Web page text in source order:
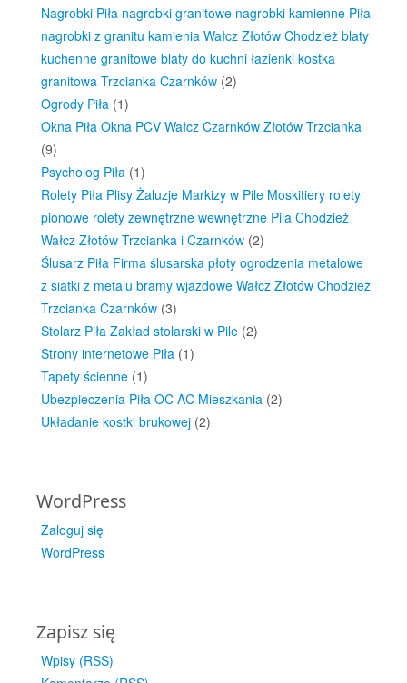
Nagrobki Piła nagrobki granitowe nagrobki kamienne Piła
nagrobki z granitu kamienia Wałcz Złotów Chodzież blaty
kuchenne granitowe blaty do kuchni łazienki kostka
granitowa Trzcianka Czarnków (2)
Ogrody Piła (1)
Okna Piła Okna PCV Wałcz Czarnków Złotów Trzcianka
(9)
Psycholog Piła (1)
Rolety Piła Plisy Żaluzje Markizy w Pile Moskitiery rolety
pionowe rolety zewnętrzne wewnętrzne Pila Chodzież
Wałcz Złotów Trzcianka i Czarnków (2)
Ślusarz Piła Firma ślusarska płoty ogrodzenia metalowe
z siatki z metalu bramy wjazdowe Wałcz Złotów Chodzież
Trzcianka Czarnków (3)
Stolarz Piła Zakład stolarski w Pile (2)
Strony internetowe Piła (1)
Tapety ścienne (1)
Ubezpieczenia Piła OC AC Mieszkania (2)
Układanie kostki brukowej (2)
WordPress
Zaloguj się
WordPress
Zapisz się
Wpisy (RSS)